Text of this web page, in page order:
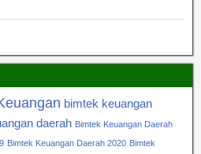
bimtek keuangan
daerah Bimtek Keuangan Daerah
Bimtek Keuangan Daerah 2020 Bimtek